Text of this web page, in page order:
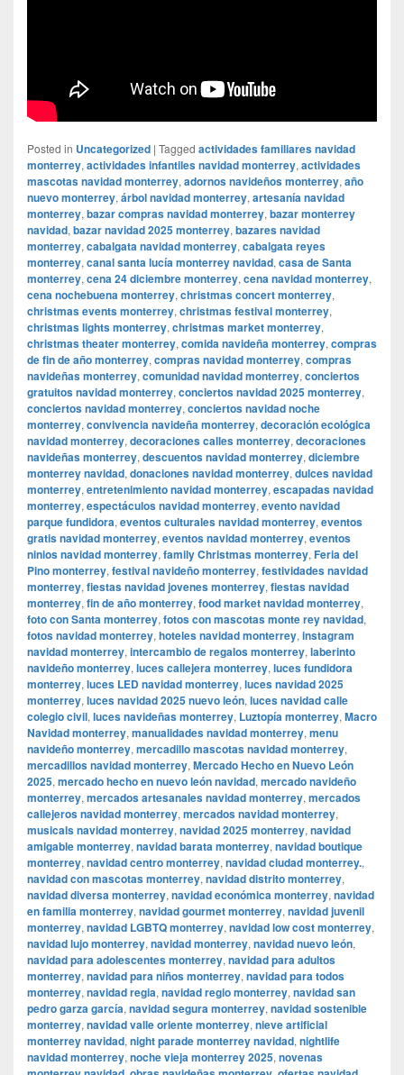
Posted in Uncategorized | Tagged actividades familiares navidad
monterrey, actividades infantiles navidad monterrey, actividades
mascotas navidad monterrey, adornos navideños monterrey, año
nuevo monterrey, árbol navidad monterrey, artesanía navidad
monterrey, bazar compras navidad monterrey, bazar monterrey
navidad, bazar navidad 2025 monterrey, bazares navidad
monterrey, cabalgata navidad monterrey, cabalgata reyes
monterrey, canal santa lucía monterrey navidad, casa de Santa
monterrey, cena 24 diciembre monterrey, cena navidad monterrey,
cena nochebuena monterrey, christmas concert monterrey,
christmas events monterrey, christmas festival monterrey,
christmas lights monterrey, christmas market monterrey,
christmas theater monterrey, comida navideña monterrey, compras
de fin de año monterrey, compras navidad monterrey, compras
navideñas monterrey, comunidad navidad monterrey, conciertos
gratuitos navidad monterrey, conciertos navidad 2025 monterrey,
conciertos navidad monterrey, conciertos navidad noche
monterrey, convivencia navideña monterrey, decoración ecológica
navidad monterrey, decoraciones calles monterrey, decoraciones
navideñas monterrey, descuentos navidad monterrey, diciembre
monterrey navidad, donaciones navidad monterrey, dulces navidad
monterrey, entretenimiento navidad monterrey, escapadas navidad
monterrey, espectáculos navidad monterrey, evento navidad
parque fundidora, eventos culturales navidad monterrey, eventos
gratis navidad monterrey, eventos navidad monterrey, eventos
ninios navidad monterrey, family Christmas monterrey, Feria del
Pino monterrey, festival navideño monterrey, festividades navidad
monterrey, fiestas navidad jovenes monterrey, fiestas navidad
monterrey, fin de año monterrey, food market navidad monterrey,
foto con Santa monterrey, fotos con mascotas monte rey navidad,
fotos navidad monterrey, hoteles navidad monterrey, instagram
navidad monterrey, intercambio de regalos monterrey, laberinto
navideño monterrey, luces callejera monterrey, luces fundidora
monterrey, luces LED navidad monterrey, luces navidad 2025
monterrey, luces navidad 2025 nuevo león, luces navidad calle
colegio civil, luces navideñas monterrey, Luztopía monterrey, Macro
Navidad monterrey, manualidades navidad monterrey, menu
navideño monterrey, mercadillo mascotas navidad monterrey,
mercadillos navidad monterrey, Mercado Hecho en Nuevo León
2025, mercado hecho en nuevo león navidad, mercado navideño
monterrey, mercados artesanales navidad monterrey, mercados
callejeros navidad monterrey, mercados navidad monterrey,
musicals navidad monterrey, navidad 2025 monterrey, navidad
amigable monterrey, navidad barata monterrey, navidad boutique
monterrey, navidad centro monterrey, navidad ciudad monterrey.,
navidad con mascotas monterrey, navidad distrito monterrey,
navidad diversa monterrey, navidad económica monterrey, navidad
en familia monterrey, navidad gourmet monterrey, navidad juvenil
monterrey, navidad LGBTQ monterrey, navidad low cost monterrey,
navidad lujo monterrey, navidad monterrey, navidad nuevo león,
navidad para adolescentes monterrey, navidad para adultos
monterrey, navidad para niños monterrey, navidad para todos
monterrey, navidad regia, navidad regio monterrey, navidad san
pedro garza garcía, navidad segura monterrey, navidad sostenible
monterrey, navidad valle oriente monterrey, nieve artificial
monterrey navidad, night parade monterrey navidad, nightlife
navidad monterrey, noche vieja monterrey 2025, novenas